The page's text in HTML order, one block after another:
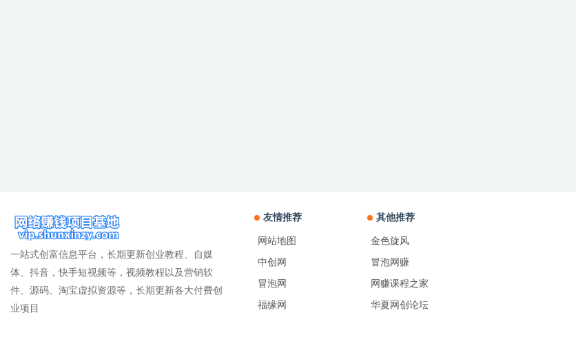
一站式创富信息平台，长期更新创业教程、自媒
体、抖音，快手短视频等，视频教程以及营销软
件、源码、淘宝虚拟资源等，长期更新各大付费创
业项目
友情推荐
网站地图
中创网
冒泡网
福缘网
其他推荐
金色旋风
冒泡网赚
网赚课程之家
华夏网创论坛